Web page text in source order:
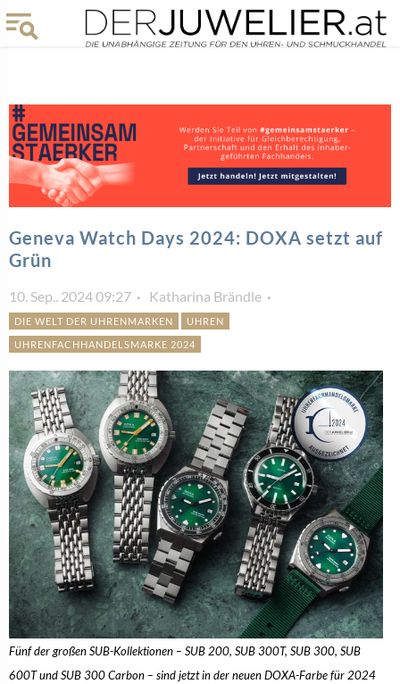
Geneva Watch Days 2024: DOXA setzt auf
Grün
10. Sep.. 2024 09:27 Katharina Brändle
DIE WELT DER UHRENMARKEN
UHREN
UHRENFACHHANDELSMARKE 2024
Fünf der großen SUB-Kollektionen – SUB 200, SUB 300T, SUB 300, SUB
600T und SUB 300 Carbon – sind jetzt in der neuen DOXA-Farbe für 2024